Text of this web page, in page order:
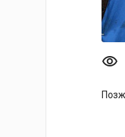
visibility